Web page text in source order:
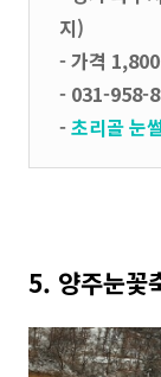
지)
- 가격
- 031-958-
-초리골 눈
5. 양주눈꽃